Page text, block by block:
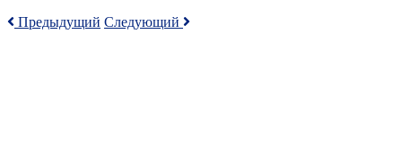
Предыдущий Следующий